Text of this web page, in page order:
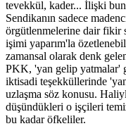
tevekkül, kader... İlişki
Sendikanın sadece
örgütlenmelerine dair fikir
işimi yaparım'la
zamansal olarak denk
PKK, 'yan gelip yatmalar'
iktisadi teşekküllerinde
uzlaşma söz konusu.
düşündükleri o işçileri
bu kadar öfkeliler.